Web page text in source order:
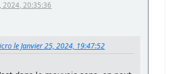
2024, 20:35:36
le Janvier 25, 2024, 19:47:52